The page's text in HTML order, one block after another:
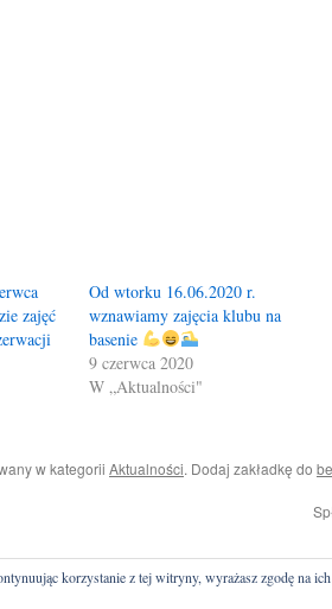
zajęć
Od wtorku 16.06.2020 r.
wznawiamy zajęcia klubu na
basenie
9 czerwca 2020
W „Aktualności"
w kategorii Aktualności. Dodaj zakładkę do
korzystanie z tej witryny, wyrażasz zgodę na